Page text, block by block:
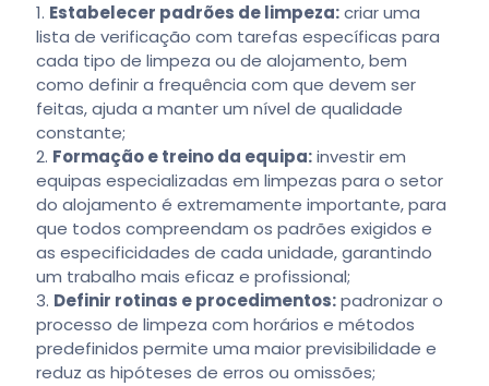
Estabelecer padrões de limpeza:criar uma
lista de verificação com tarefas específicas para
cada tipo de limpeza ou de alojamento, bem
como definir a frequência com que devem ser
feitas, ajuda a manter um nível de qualidade
constante;
Formação e treino da equipa:investir em
equipas especializadas em limpezas para o setor
do alojamento é extremamente importante, para
que todos compreendam os padrões exigidos e
as especificidades de cada unidade, garantindo
um trabalho mais eficaz e profissional;
Definir rotinas e procedimentos:padronizar o
processo de limpeza com horários e métodos
predefinidos permite uma maior previsibilidade e
reduz as hipóteses de erros ou omissões;